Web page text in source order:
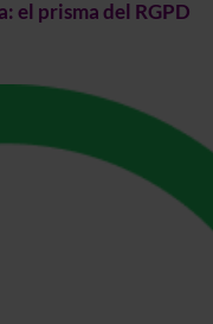
el prisma del RGPD